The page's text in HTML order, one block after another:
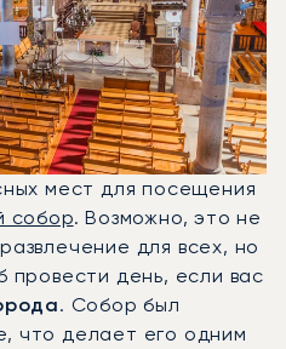
мест для посещения
собор. Возможно, это не
для всех, но
провести день, если вас
. Собор был
что делает его одним